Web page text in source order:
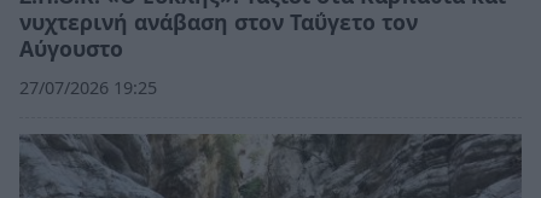
νυχτερινή ανάβαση στον Ταΰγετο τον
Αύγουστο
27/07/2026 19:25